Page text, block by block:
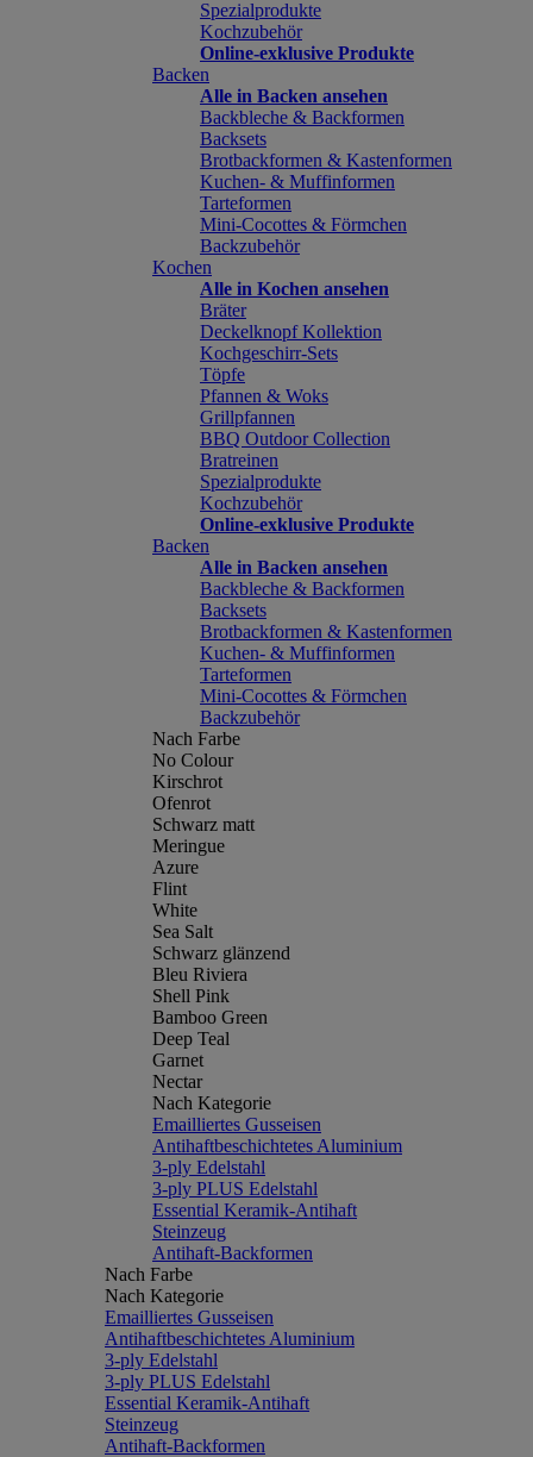
Spezialprodukte
Kochzubehör
Online-exklusive Produkte
Backen
Alle in Backen ansehen
Backbleche & Backformen
Backsets
Brotbackformen & Kastenformen
Kuchen- & Muffinformen
Tarteformen
Mini-Cocottes & Förmchen
Backzubehör
Kochen
Alle in Kochen ansehen
Bräter
Deckelknopf Kollektion
Kochgeschirr-Sets
Töpfe
Pfannen & Woks
Grillpfannen
BBQ Outdoor Collection
Bratreinen
Spezialprodukte
Kochzubehör
Online-exklusive Produkte
Backen
Alle in Backen ansehen
Backbleche & Backformen
Backsets
Brotbackformen & Kastenformen
Kuchen- & Muffinformen
Tarteformen
Mini-Cocottes & Förmchen
Backzubehör
Nach Farbe
No Colour
Kirschrot
Ofenrot
Schwarz matt
Meringue
Azure
Flint
White
Sea Salt
Schwarz glänzend
Bleu Riviera
Shell Pink
Bamboo Green
Deep Teal
Garnet
Nectar
Nach Kategorie
Emailliertes Gusseisen
Antihaftbeschichtetes Aluminium
3-ply Edelstahl
3-ply PLUS Edelstahl
Essential Keramik-Antihaft
Steinzeug
Antihaft-Backformen
Nach Farbe
Nach Kategorie
Emailliertes Gusseisen
Antihaftbeschichtetes Aluminium
3-ply Edelstahl
3-ply PLUS Edelstahl
Essential Keramik-Antihaft
Steinzeug
Antihaft-Backformen